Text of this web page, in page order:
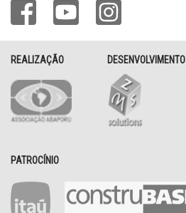
REALIZAÇÃO DESENVOLVIMENTO
PATROCÍNIO